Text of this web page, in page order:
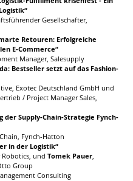
Gesellschafter,
Retouren: Erfolgreiche
E-Commerce“
Manager, Salesupply
Bestseller setzt auf das Fashion-
Exotec Deutschland GmbH und
/ Project Manager Sales,
Supply-Chain-Strategie Fynch-
Fynch-Hatton
in der Logistik“
Robotics, und Tomek Pauer,
Group
Consulting